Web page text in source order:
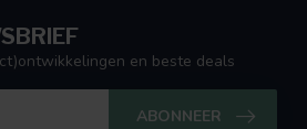
en beste deals
ABONNEER